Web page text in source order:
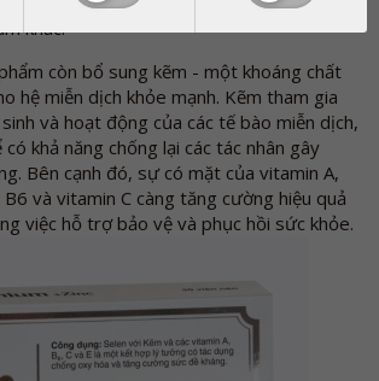
khác.
còn bổ sung kẽm - một khoáng chất
hệ miễn dịch khỏe mạnh. Kẽm tham gia
và hoạt động của các tế bào miễn dịch,
khả năng chống lại các tác nhân gây
Bên cạnh đó, sự có mặt của vitamin A,
và vitamin C càng tăng cường hiệu quả
việc hỗ trợ bảo vệ và phục hồi sức khỏe.